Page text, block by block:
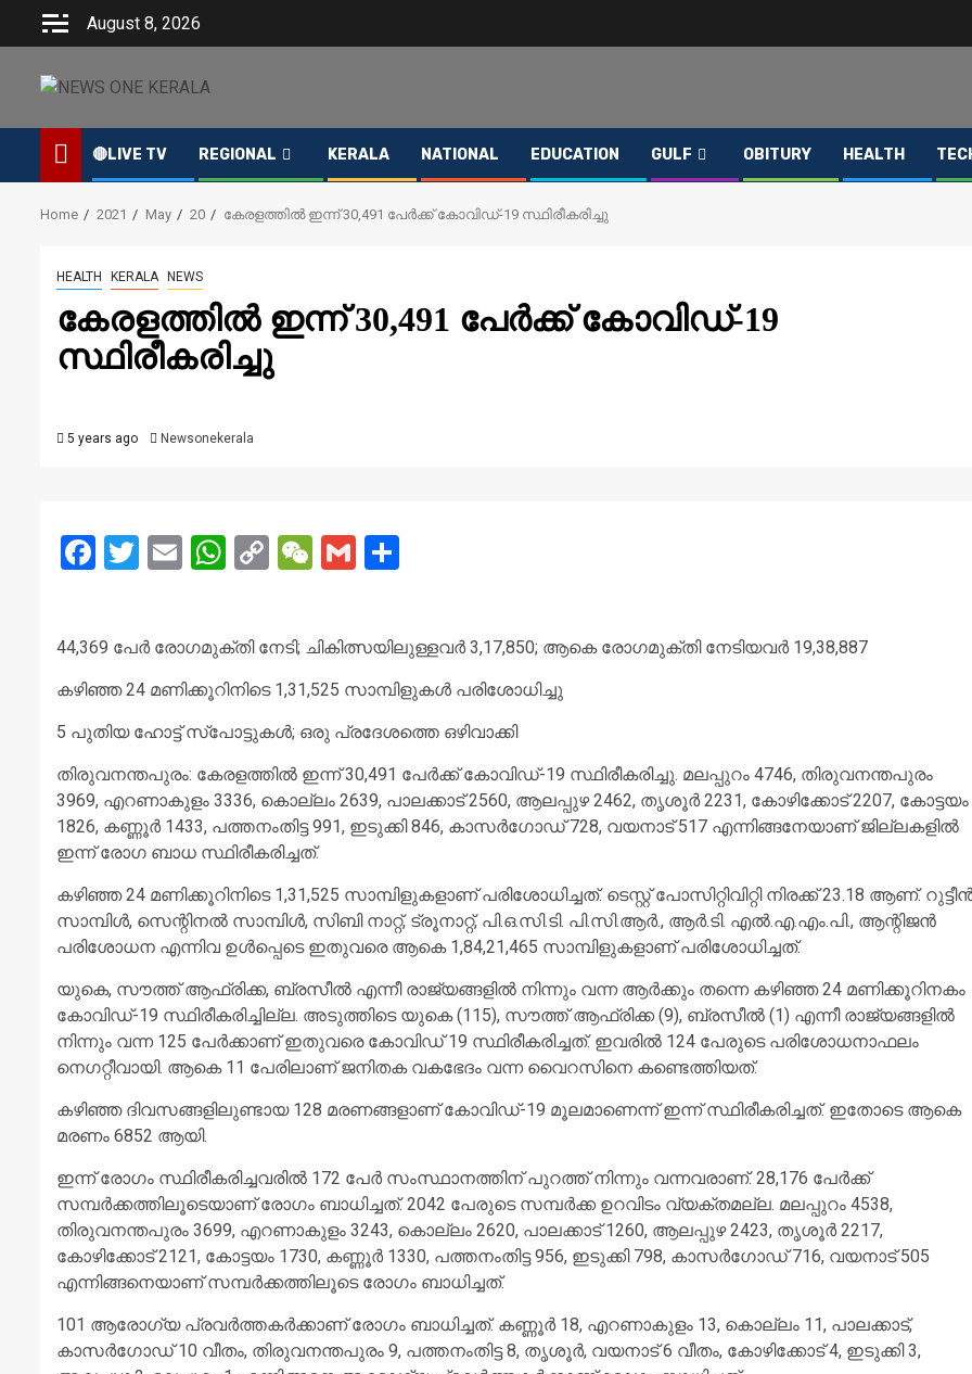
August 8, 2026
🔴LIVE TV REGIONAL KERALA NATIONAL EDUCATION GULF OBITURY HEALTH
Home 2021 May 20 കേരളത്തില്‍ ഇന്ന് 30,491 പേര്‍ക്ക് കോവിഡ്-19 സ്ഥിരീകരിച്ചു
HEALTH KERALA NEWS
കേരളത്തില്‍ ഇന്ന് 30,491 പേര്‍ക്ക് കോവിഡ്-19
സ്ഥിരീകരിച്ചു
5 years ago Newsonekerala
Facebook
Twitter
EmailWhatsApp
CopyWeChat
Gmail
44,369 പേര്‍ രോഗമുക്തി നേടി; ചികിത്സയിലുള്ളവര്‍ 3,17,850; ആകെ രോഗമുക്തി നേടിയവര്‍ 19,38,887
കഴിഞ്ഞ 24 മണിക്കൂറിനിടെ 1,31,525 സാമ്പിളുകള്‍ പരിശോധിച്ചു
5 പുതിയ ഹോട്ട് സ്‌പോട്ടുകള്‍; ഒരു പ്രദേശത്തെ ഒഴിവാക്കി
തിരുവനന്തപുരം: കേരളത്തില്‍ ഇന്ന് 30,491 പേര്‍ക്ക് കോവിഡ്-19 സ്ഥിരീകരിച്ചു. മലപ്പുറം 4746, തിരുവനന്തപുരം
3969, എറണാകുളം 3336, കൊല്ലം 2639, പാലക്കാട് 2560, ആലപ്പുഴ 2462, തൃശൂര്‍ 2231, കോഴിക്കോട് 2207, കോട്ടയം
1826, കണ്ണൂര്‍ 1433, പത്തനംതിട്ട 991, ഇടുക്കി 846, കാസര്‍ഗോഡ് 728, വയനാട് 517 എന്നിങ്ങനേയാണ് ജില്ലകളില്‍
ഇന്ന് രോഗ ബാധ സ്ഥിരീകരിച്ചത്.
കഴിഞ്ഞ 24 മണിക്കൂറിനിടെ 1,31,525 സാമ്പിളുകളാണ് പരിശോധിച്ചത്. ടെസ്റ്റ് പോസിറ്റിവിറ്റി നിരക്ക് 23.18 ആണ്.
സാമ്പിള്‍, സെന്റിനല്‍ സാമ്പിള്‍, സിബി നാറ്റ്, ട്രൂനാറ്റ്, പി.ഒ.സി.ടി. പി.സി.ആര്‍., ആര്‍.ടി. എല്‍.എ.എം.പി., ആന്റിജന്‍
പരിശോധന എന്നിവ ഉള്‍പ്പെടെ ഇതുവരെ ആകെ 1,84,21,465 സാമ്പിളുകളാണ് പരിശോധിച്ചത്.
യുകെ, സൗത്ത് ആഫ്രിക്ക, ബ്രസീല്‍ എന്നീ രാജ്യങ്ങളില്‍ നിന്നും വന്ന ആര്‍ക്കും തന്നെ കഴിഞ്ഞ 24 മണിക്കൂറിനകം
കോവിഡ്-19 സ്ഥിരീകരിച്ചില്ല. അടുത്തിടെ യുകെ (115), സൗത്ത് ആഫ്രിക്ക (9), ബ്രസീല്‍ (1) എന്നീ രാജ്യങ്ങളില്‍
നിന്നും വന്ന 125 പേര്‍ക്കാണ് ഇതുവരെ കോവിഡ് 19 സ്ഥിരീകരിച്ചത്. ഇവരില്‍ 124 പേരുടെ പരിശോധനാഫലം
നെഗറ്റീവായി. ആകെ 11 പേരിലാണ് ജനിതക വകഭേദം വന്ന വൈറസിനെ കണ്ടെത്തിയത്.
കഴിഞ്ഞ ദിവസങ്ങളിലുണ്ടായ 128 മരണങ്ങളാണ് കോവിഡ്-19 മൂലമാണെന്ന് ഇന്ന് സ്ഥിരീകരിച്ചത്. ഇതോടെ ആകെ
മരണം 6852 ആയി.
ഇന്ന് രോഗം സ്ഥിരീകരിച്ചവരില്‍ 172 പേര്‍ സംസ്ഥാനത്തിന് പുറത്ത് നിന്നും വന്നവരാണ്. 28,176 പേര്‍ക്ക്
സമ്പര്‍ക്കത്തിലൂടെയാണ് രോഗം ബാധിച്ചത്. 2042 പേരുടെ സമ്പര്‍ക്ക ഉറവിടം വ്യക്തമല്ല. മലപ്പുറം 4538,
തിരുവനന്തപുരം 3699, എറണാകുളം 3243, കൊല്ലം 2620, പാലക്കാട് 1260, ആലപ്പുഴ 2423, തൃശൂര്‍ 2217,
കോഴിക്കോട് 2121, കോട്ടയം 1730, കണ്ണൂര്‍ 1330, പത്തനംതിട്ട 956, ഇടുക്കി 798, കാസര്‍ഗോഡ് 716, വയനാട് 505
എന്നിങ്ങനെയാണ് സമ്പര്‍ക്കത്തിലൂടെ രോഗം ബാധിച്ചത്.
101 ആരോഗ്യ പ്രവര്‍ത്തകര്‍ക്കാണ് രോഗം ബാധിച്ചത്. കണ്ണൂര്‍ 18, എറണാകുളം 13, കൊല്ലം 11, പാലക്കാട്,
കാസര്‍ഗോഡ് 10 വീതം, തിരുവനന്തപുരം 9, പത്തനംതിട്ട 8, തൃശൂര്‍, വയനാട് 6 വീതം, കോഴിക്കോട് 4, ഇടുക്കി 3,